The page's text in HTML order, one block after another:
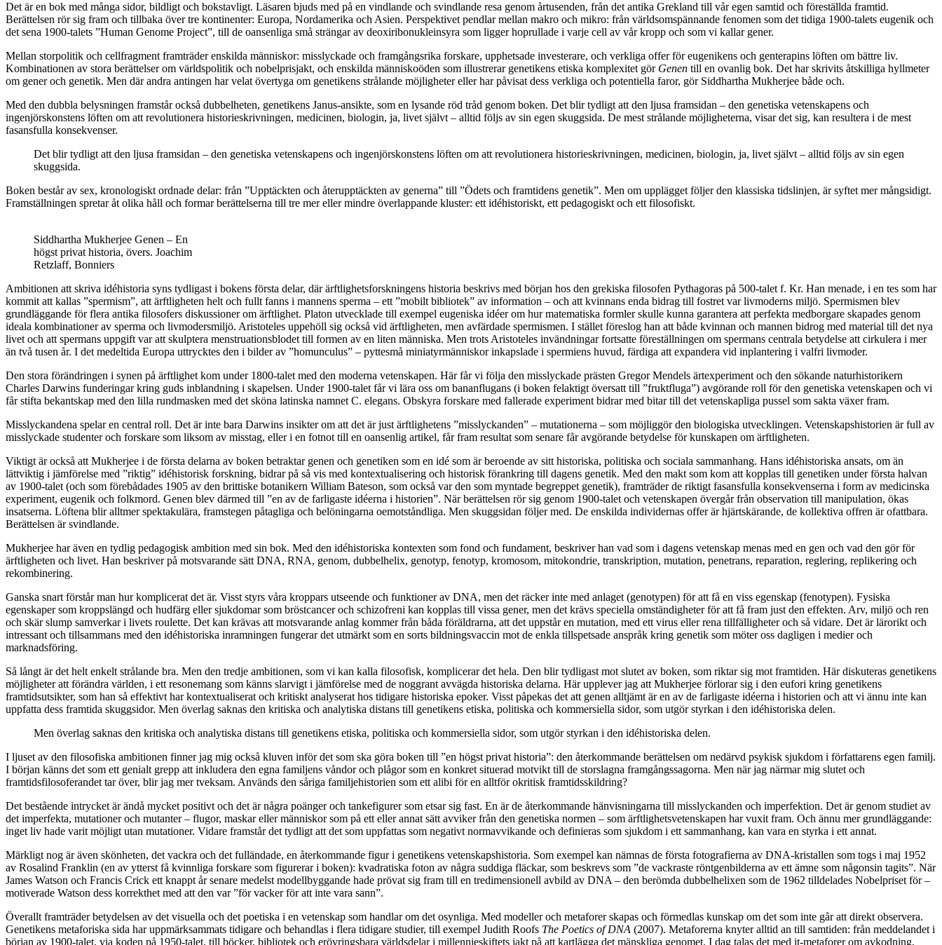
Det är en bok med många sidor, bildligt och bokstavligt. Läsaren bjuds med på en vindlande och svindlande resa genom årtusenden, från det antika Grekland till vår egen samtid och föreställda framtid.
Berättelsen rör sig fram och tillbaka över tre kontinenter: Europa, Nordamerika och Asien. Perspektivet pendlar mellan makro och mikro: från världsomspännande fenomen som det tidiga 1900-talets eugenik och
det sena 1900-talets ”Human Genome Project”, till de oansenliga små strängar av deoxiribonukleinsyra som ligger hoprullade i varje cell av vår kropp och som vi kallar gener.
Mellan storpolitik och cellfragment framträder enskilda människor: misslyckade och framgångsrika forskare, upphetsade investerare, och verkliga offer för eugenikens och genterapins löften om bättre liv.
Kombinationen av stora berättelser om världspolitik och nobelprisjakt, och enskilda människoöden som illustrerar genetikens etiska komplexitet gör Genen till en ovanlig bok. Det har skrivits åtskilliga hyllmeter
om gener och genetik. Men där andra antingen har velat övertyga om genetikens strålande möjligheter eller har påvisat dess verkliga och potentiella faror, gör Siddhartha Mukherjee både och.
Med den dubbla belysningen framstår också dubbelheten, genetikens Janus-ansikte, som en lysande röd tråd genom boken. Det blir tydligt att den ljusa framsidan – den genetiska vetenskapens och
ingenjörskonstens löften om att revolutionera historieskrivningen, medicinen, biologin, ja, livet självt – alltid följs av sin egen skuggsida. De mest strålande möjligheterna, visar det sig, kan resultera i de mest
fasansfulla konsekvenser.
Det blir tydligt att den ljusa framsidan – den genetiska vetenskapens och ingenjörskonstens löften om att revolutionera historieskrivningen, medicinen, biologin, ja, livet självt – alltid följs av sin egen
skuggsida.
Boken består av sex, kronologiskt ordnade delar: från ”Upptäckten och återupptäckten av generna” till ”Ödets och framtidens genetik”. Men om upplägget följer den klassiska tidslinjen, är syftet mer mångsidigt.
Framställningen spretar åt olika håll och formar berättelserna till tre mer eller mindre överlappande kluster: ett idéhistoriskt, ett pedagogiskt och ett filosofiskt.
Siddhartha Mukherjee Genen – En
högst privat historia, övers. Joachim
Retzlaff, Bonniers
Ambitionen att skriva idéhistoria syns tydligast i bokens första delar, där ärftlighetsforskningens historia beskrivs med början hos den grekiska filosofen Pythagoras på 500-talet f. Kr. Han menade, i en tes som har
kommit att kallas ”spermism”, att ärftligheten helt och fullt fanns i mannens sperma – ett ”mobilt bibliotek” av information – och att kvinnans enda bidrag till fostret var livmoderns miljö. Spermismen blev
grundläggande för flera antika filosofers diskussioner om ärftlighet. Platon utvecklade till exempel eugeniska idéer om hur matematiska formler skulle kunna garantera att perfekta medborgare skapades genom
ideala kombinationer av sperma och livmodersmiljö. Aristoteles uppehöll sig också vid ärftligheten, men avfärdade spermismen. I stället föreslog han att både kvinnan och mannen bidrog med material till det nya
livet och att spermans uppgift var att skulptera menstruationsblodet till formen av en liten människa. Men trots Aristoteles invändningar fortsatte föreställningen om spermans centrala betydelse att cirkulera i mer
än två tusen år. I det medeltida Europa uttrycktes den i bilder av ”homunculus” – pyttesmå miniatyrmänniskor inkapslade i spermiens huvud, färdiga att expandera vid inplantering i valfri livmoder.
Den stora förändringen i synen på ärftlighet kom under 1800-talet med den moderna vetenskapen. Här får vi följa den misslyckade prästen Gregor Mendels ärtexperiment och den sökande naturhistorikern
Charles Darwins funderingar kring guds inblandning i skapelsen. Under 1900-talet får vi lära oss om bananflugans (i boken felaktigt översatt till ”fruktfluga”) avgörande roll för den genetiska vetenskapen och vi
får stifta bekantskap med den lilla rundmasken med det sköna latinska namnet C. elegans. Obskyra forskare med fallerade experiment bidrar med bitar till det vetenskapliga pussel som sakta växer fram.
Misslyckandena spelar en central roll. Det är inte bara Darwins insikter om att det är just ärftlighetens ”misslyckanden” – mutationerna – som möjliggör den biologiska utvecklingen. Vetenskapshistorien är full av
misslyckade studenter och forskare som liksom av misstag, eller i en fotnot till en oansenlig artikel, får fram resultat som senare får avgörande betydelse för kunskapen om ärftligheten.
Viktigt är också att Mukherjee i de första delarna av boken betraktar genen och genetiken som en idé som är beroende av sitt historiska, politiska och sociala sammanhang. Hans idéhistoriska ansats, om än
lättviktig i jämförelse med ”riktig” idéhistorisk forskning, bidrar på så vis med kontextualisering och historisk förankring till dagens genetik. Med den makt som kom att kopplas till genetiken under första halvan
av 1900-talet (och som förebådades 1905 av den brittiske botanikern William Bateson, som också var den som myntade begreppet genetik), framträder de riktigt fasansfulla konsekvenserna i form av medicinska
experiment, eugenik och folkmord. Genen blev därmed till ”en av de farligaste idéerna i historien”. När berättelsen rör sig genom 1900-talet och vetenskapen övergår från observation till manipulation, ökas
insatserna. Löftena blir alltmer spektakulära, framstegen påtagliga och belöningarna oemotståndliga. Men skuggsidan följer med. De enskilda individernas offer är hjärtskärande, de kollektiva offren är ofattbara.
Berättelsen är svindlande.
Mukherjee har även en tydlig pedagogisk ambition med sin bok. Med den idéhistoriska kontexten som fond och fundament, beskriver han vad som i dagens vetenskap menas med en gen och vad den gör för
ärftligheten och livet. Han beskriver på motsvarande sätt DNA, RNA, genom, dubbelhelix, genotyp, fenotyp, kromosom, mitokondrie, transkription, mutation, penetrans, reparation, reglering, replikering och
rekombinering.
Ganska snart förstår man hur komplicerat det är. Visst styrs våra kroppars utseende och funktioner av DNA, men det räcker inte med anlaget (genotypen) för att få en viss egenskap (fenotypen). Fysiska
egenskaper som kroppslängd och hudfärg eller sjukdomar som bröstcancer och schizofreni kan kopplas till vissa gener, men det krävs speciella omständigheter för att få fram just den effekten. Arv, miljö och ren
och skär slump samverkar i livets roulette. Det kan krävas att motsvarande anlag kommer från båda föräldrarna, att det uppstår en mutation, med ett virus eller rena tillfälligheter och så vidare. Det är lärorikt och
intressant och tillsammans med den idéhistoriska inramningen fungerar det utmärkt som en sorts bildningsvaccin mot de enkla tillspetsade anspråk kring genetik som möter oss dagligen i medier och
marknadsföring.
Så långt ärdet helt enkelt strålande bra. Men den tredje ambitionen, som vi kan kalla filosofisk, komplicerar det hela. Den blir tydligast mot slutet av boken, som riktar sig mot framtiden. Här diskuteras genetikens
möjligheter att förändra världen, i ett resonemang som känns slarvigt i jämförelse med de noggrant avvägda historiska delarna. Här upplever jag att Mukherjee förlorar sig i den eufori kring genetikens
framtidsutsikter, som han så effektivt har kontextualiserat och kritiskt analyserat hos tidigare historiska epoker. Visst påpekas det att genen alltjämt är en av de farligaste idéerna i historien och att vi ännu inte kan
uppfatta dess framtida skuggsidor. Men överlag saknas den kritiska och analytiska distans till genetikens etiska, politiska och kommersiella sidor, som utgör styrkan i den idéhistoriska delen.
Men överlag saknas den kritiska och analytiska distans till genetikens etiska, politiska och kommersiella sidor, som utgör styrkan i den idéhistoriska delen.
I ljuset av den filosofiska ambitionen finner jag mig också kluven inför det som ska göra boken till ”en högst privat historia”: den återkommande berättelsen om nedärvd psykisk sjukdom i författarens egen familj.
I början känns det som ett genialt grepp att inkludera den egna familjens våndor och plågor som en konkret situerad motvikt till de storslagna framgångssagorna. Men när jag närmar mig slutet och
framtidsfilosoferandet tar över, blir jag mer tveksam. Används den såriga familjehistorien som ett alibi för en alltför okritisk framtidsskildring?
Det bestående intrycketär ändå mycket positivt och det är några poänger och tankefigurer som etsar sig fast. En är de återkommande hänvisningarna till misslyckanden och imperfektion. Det är genom studiet av
det imperfekta, mutationer och mutanter – flugor, maskar eller människor som på ett eller annat sätt avviker från den genetiska normen – som ärftlighetsvetenskapen har vuxit fram. Och ännu mer grundläggande:
inget liv hade varit möjligt utan mutationer. Vidare framstår det tydligt att det som uppfattas som negativt normavvikande och definieras som sjukdom i ett sammanhang, kan vara en styrka i ett annat.
Märkligt nog är även skönheten, det vackra och det fulländade, en återkommande figur i genetikens vetenskapshistoria. Som exempel kan nämnas de första fotografierna av DNA-kristallen som togs i maj 1952
av Rosalind Franklin (en av ytterst få kvinnliga forskare som figurerar i boken): kvadratiska foton av några suddiga fläckar, som beskrevs som ”de vackraste röntgenbilderna av ett ämne som någonsin tagits”. När
James Watson och Francis Crick ett knappt år senare medelst modellbyggande hade prövat sig fram till en tredimensionell avbild av DNA – den berömda dubbelhelixen som de 1962 tilldelades Nobelpriset för –
motiverade Watson dess korrekthet med att den var ”för vacker för att inte vara sann”.
Överallt framträder betydelsen av det visuella och det poetiska i en vetenskap som handlar om det osynliga. Med modeller och metaforer skapas och förmedlas kunskap om det som inte går att direkt observera.
Genetikens metaforiska sida har uppmärksammats tidigare och behandlas i flera tidigare studier, till exempel Judith Roofs The Poetics of DNA (2007). Metaforerna knyter alltid an till samtiden: från meddelandet i
början av 1900-talet, via koden på 1950-talet, till böcker, bibliotek och erövringsbara världsdelar i millennieskiftets jakt på att kartlägga det mänskliga genomet. I dag talas det med it-metaforer om avkodning,